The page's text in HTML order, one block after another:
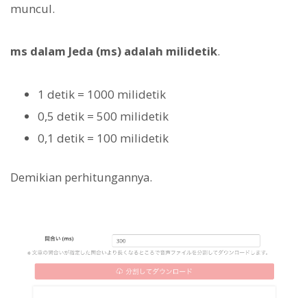
muncul.
ms dalam Jeda (ms) adalah milidetik.
1 detik = 1000 milidetik
0,5 detik = 500 milidetik
0,1 detik = 100 milidetik
Demikian perhitungannya.